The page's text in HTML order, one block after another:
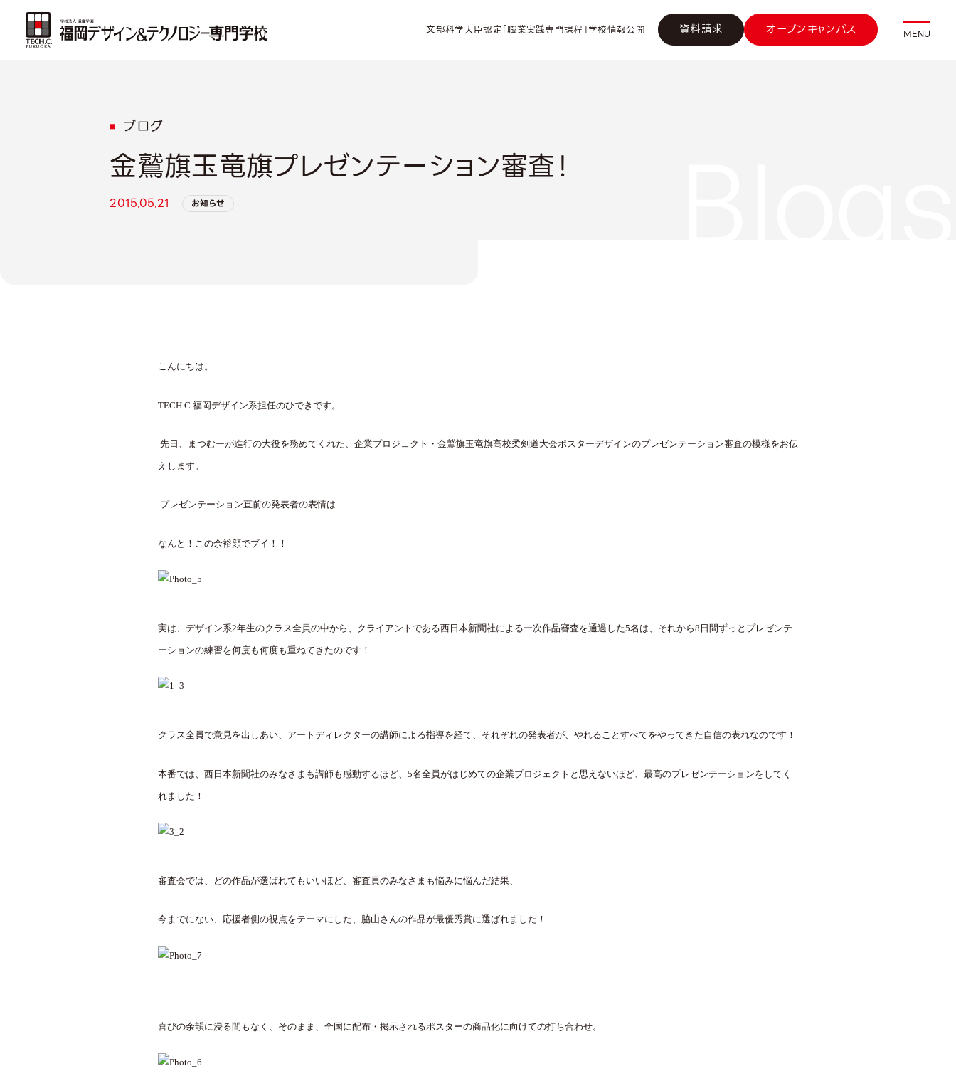
文部科学大臣認定「職業実践専門課程」学校情報公開 資料請求 オープンキャンパス MENU
ブログ
金鷲旗玉竜旗プレゼンテーション審査！
2015.05.21 お知らせ
こんにちは。
TECH.C.福岡デザイン系担任のひできです。
先日、まつむーが進行の大役を務めてくれた、企業プロジェクト・金鷲旗玉竜旗高校柔剣道大会ポスターデザインのプレゼンテーション審査の模様をお伝
えします。
プレゼンテーション直前の発表者の表情は…
なんと！この余裕顔でブイ！！
実は、デザイン系2年生のクラス全員の中から、クライアントである西日本新聞社による一次作品審査を通過した5名は、それから8 日間ずっとプレゼンテ
ーションの練習を何度も何度も重ねてきたのです！
クラス全員で意見を出しあい、アートディレクターの講師による指導を経て、それぞれの発表者が、やれることすべてをやってきた自信の表れなのです！
本番では、西日本新聞社のみなさまも講師も感動するほど、 5名全員がはじめての企業プロジェクトと思えないほど、最高のプレゼンテーションをしてく
れました！
審査会では、どの作品が選ばれてもいいほど、審査員のみなさまも悩みに悩んだ結果、
今までにない、応援者側の視点をテーマにした、脇山さんの作品が最優秀賞に選ばれました！
喜びの余韻に浸る間もなく、そのまま、全国に配布・掲示されるポスターの商品化に向けての打ち合わせ。